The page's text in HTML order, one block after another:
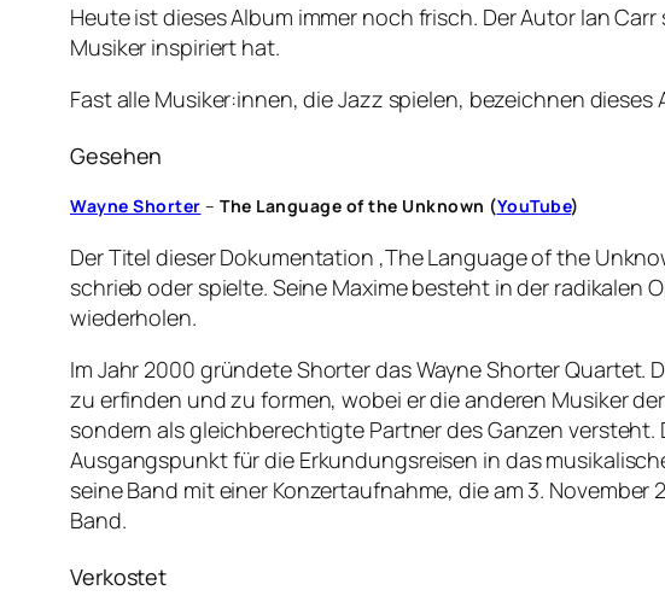
Heute ist dieses Album immer noch frisch. Der Autor Ian
Musiker inspiriert hat.
Fast alle Musiker:innen, die Jazz spielen, bezeichnen
Gesehen
Wayne Shorter – The Language of the Unknown (YouTube)
Der Titel dieser Dokumentation ‚The Language of the
schrieb oder spielte. Seine Maxime besteht in der radikalen
wiederholen.
Im Jahr 2000 gründete Shorter das Wayne Shorter Quartet.
zu erfinden und zu formen, wobei er die anderen Musiker
sondern als gleichberechtigte Partner des Ganzen
Ausgangspunkt für die Erkundungsreisen in das
seine Band mit einer Konzertaufnahme, die am 3.
Band.
Verkostet